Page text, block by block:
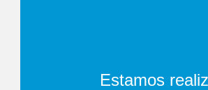
Estamos